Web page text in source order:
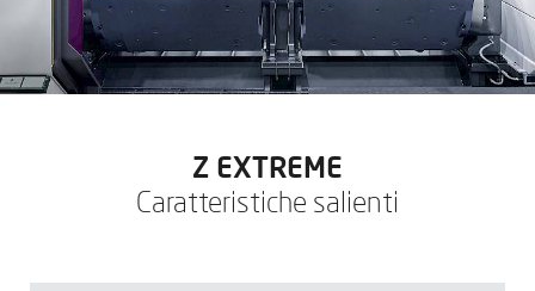
Z EXTREME
Caratteristiche salienti